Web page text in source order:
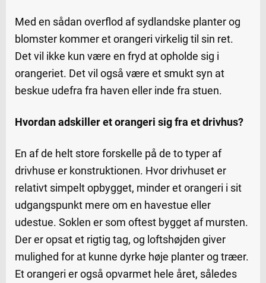
Med en sådan overflod af sydlandske planter og
blomster kommer et orangeri virkelig til sin ret.
Det vil ikke kun være en fryd at opholde sig i
orangeriet. Det vil også være et smukt syn at
beskue udefra fra haven eller inde fra stuen.
Hvordan adskiller et orangeri sig fra et drivhus?
En af de helt store forskelle på de to typer af
drivhuse er konstruktionen. Hvor drivhuset er
relativt simpelt opbygget, minder et orangeri i sit
udgangspunkt mere om en havestue eller
udestue. Soklen er som oftest bygget af mursten.
Der er opsat et rigtig tag, og loftshøjden giver
mulighed for at kunne dyrke høje planter og træer.
Et orangeri er også opvarmet hele året, således